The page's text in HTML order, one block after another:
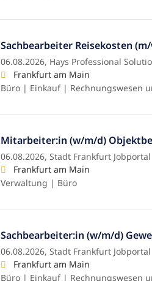
Sachbearbeiter Reisekosten
06.08.2026, Hays Professional
Frankfurt am Main
Büro | Einkauf | Rechnungswesen
Mitarbeiter:in (w/m/d)
06.08.2026, Stadt Frankfurt Jobportal
Frankfurt am Main
Verwaltung | Büro
Sachbearbeiter:in (w/m/d)
06.08.2026, Stadt Frankfurt Jobportal
Frankfurt am Main
Büro | Einkauf | Rechnungswesen